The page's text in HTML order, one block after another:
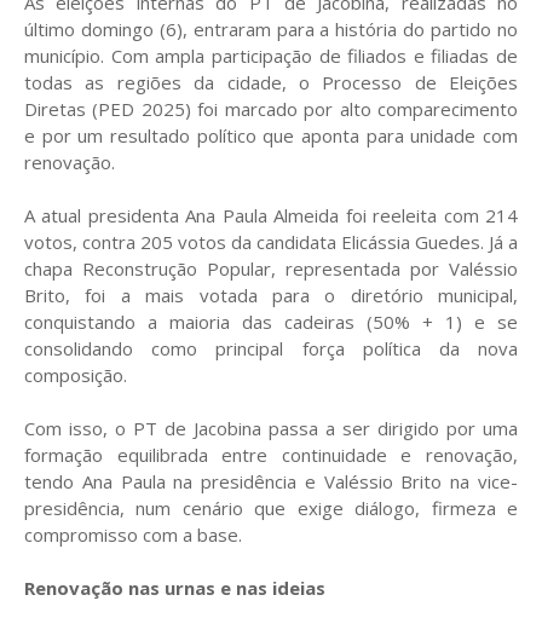
último domingo (6), entraram para a história do partido no
município. Com ampla participação de filiados e filiadas de
todas as regiões da cidade, o Processo de Eleições
Diretas (PED 2025) foi marcado por alto comparecimento
e por um resultado político que aponta para unidade com
renovação.
A atual presidenta Ana Paula Almeida foi reeleita com 214
votos, contra 205 votos da candidata Elicássia Guedes. Já a
chapa Reconstrução Popular, representada por Valéssio
Brito, foi a mais votada para o diretório municipal,
conquistando a maioria das cadeiras (50% + 1) e se
consolidando como principal força política da nova
composição.
Com isso, o PT de Jacobina passa a ser dirigido por uma
formação equilibrada entre continuidade e renovação,
tendo Ana Paula na presidência e Valéssio Brito na vice-
presidência, num cenário que exige diálogo, firmeza e
compromisso com a base.
Renovação nas urnas e nas ideias